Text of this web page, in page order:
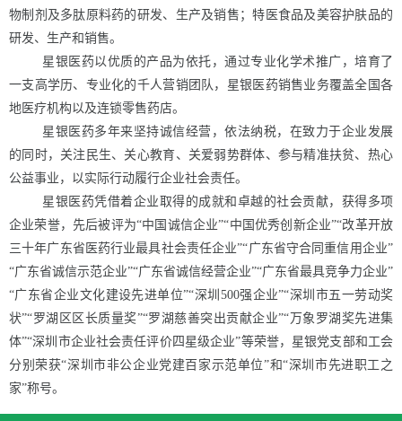
物制剂及多肽原料药的研发、生产及销售；特医食品及美容护肤品的
研发、生产和销售。
星银医药以优质的产品为依托，通过专业化学术推广，培育了
一支高学历、专业化的千人营销团队，星银医药销售业务覆盖全国各
地医疗机构以及连锁零售药店。
星银医药多年来坚持诚信经营，依法纳税，在致力于企业发展
的同时，关注民生、关心教育、关爱弱势群体、参与精准扶贫、热心
公益事业，以实际行动履行企业社会责任。
星银医药凭借着企业取得的成就和卓越的社会贡献，获得多项
企业荣誉，先后被评为“中国诚信企业”“中国优秀创新企业”“改革开放
三十年广东省医药行业最具社会责任企业”“广东省守合同重信用企业”
“广东省诚信示范企业”“广东省诚信经营企业”“广东省最具竞争力企业”
“广东省企业文化建设先进单位”“深圳 500强企业”“深圳市五一劳动奖
状”“罗湖区区长质量奖”“罗湖慈善突出贡献企业”“万象罗湖奖先进集
体”“深圳市企业社会责任评价四星级企业”等荣誉，星银党支部和工会
分别荣获“深圳市非公企业党建百家示范单位”和“深圳市先进职工之
家”称号。